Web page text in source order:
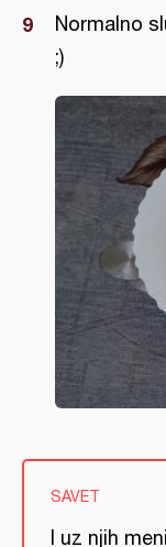
Normalno
;)
SAVET
I uz njih